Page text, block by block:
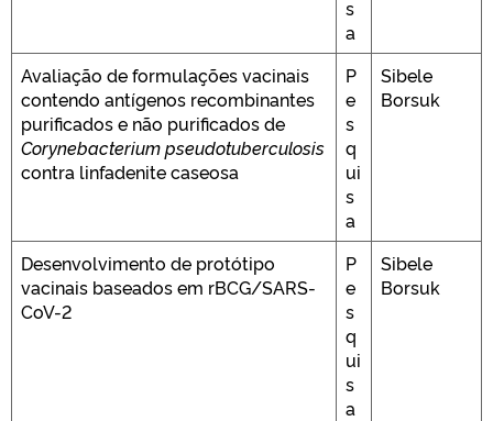
s
a
Avaliação de formulações vacinais
contendo antígenos recombinantes
purificados e não purificados de
Corynebacterium pseudotuberculosis
contra linfadenite caseosa
P
e
s
q
ui
s
a
Sibele
Borsuk
Desenvolvimento de protótipo
vacinais baseados em rBCG/SARS-
CoV-2
P
e
s
q
ui
s
a
Sibele
Borsuk